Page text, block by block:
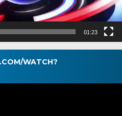
01:23
WATCH?